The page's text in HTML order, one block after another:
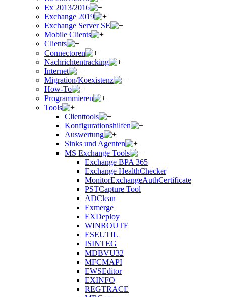
Ex 2013/2016
Exchange 2019
Exchange Server SE
Mobile Clients
Clients
Connectoren
Nachrichtentracking
Internet
Migration/Koexistenz
How-To
Programmieren
Tools
Clienttools
Konfigurationshilfen
Auswertung
Sinks und Agenten
MS Exchange Tools
Exchange BPA 365
Exchange HealthChecker
MonitorExchangeAuthCertificate
PSTCapture Tool
ADClean
Exmerge
EXDeploy
WINROUTE
ESEUTIL
ISINTEG
MDBVU32
MFCMAPI
EWSEditor
EXINFO
REGTRACE